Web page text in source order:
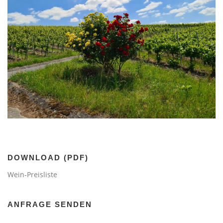
DOWNLOAD (PDF)
Wein-Preisliste
ANFRAGE SENDEN